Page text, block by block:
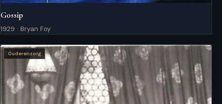
Gossip
1929 · Bryan Foy
Ouderenzorg